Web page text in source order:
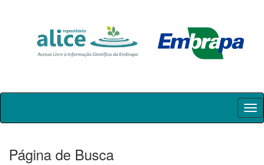
Skip
Página de Busca